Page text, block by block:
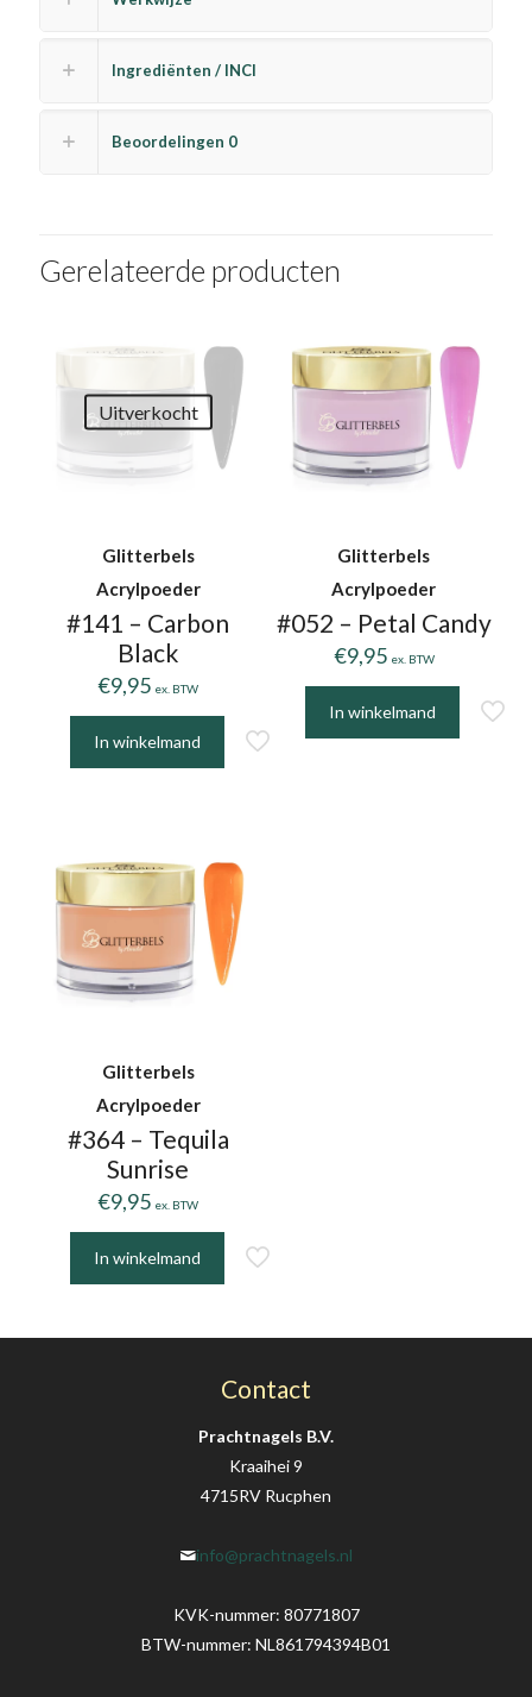
Ingrediënten / INCI
Beoordelingen 0
Gerelateerde producten
Uitverkocht
Glitterbels
Acrylpoeder
#141 – Carbon
Black
€9,95 ex. BTW
In winkelmand
Glitterbels
Acrylpoeder
#052 – Petal Candy
€9,95 ex. BTW
In winkelmand
Glitterbels
Acrylpoeder
#364 – Tequila
Sunrise
€9,95 ex. BTW
In winkelmand
Contact
Prachtnagels B.V.
Kraaihei 9
4715RV Rucphen
info@prachtnagels.nl
KVK-nummer: 80771807
BTW-nummer: NL861794394B01